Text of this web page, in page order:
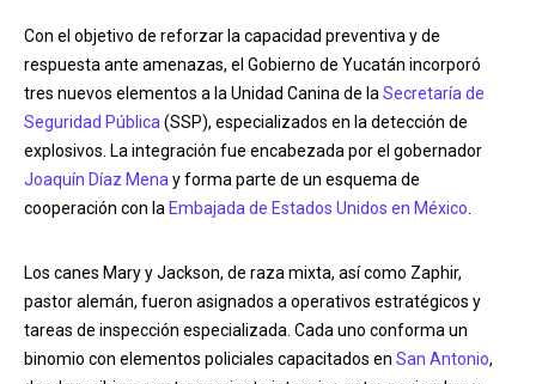
Con el objetivo de reforzar la capacidad preventiva y de
respuesta ante amenazas, el Gobierno de Yucatán incorporó
tres nuevos elementos a la Unidad Canina de la Secretaría de
Seguridad Pública (SSP), especializados en la detección de
explosivos. La integración fue encabezada por el gobernador
Joaquín Díaz Mena y forma parte de un esquema de
cooperación con la Embajada de Estados Unidos en México
Los canes Mary y Jackson, de raza mixta, así como Zaphir,
pastor alemán, fueron asignados a operativos estratégicos y
tareas de inspección especializada. Cada uno conforma un
binomio con elementos policiales capacitados en San Antonio,